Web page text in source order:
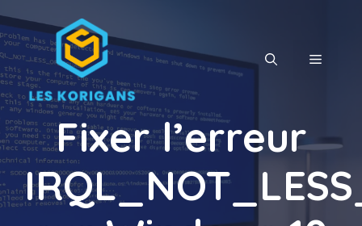
au
contenu
MENU
Fixer l’erreur